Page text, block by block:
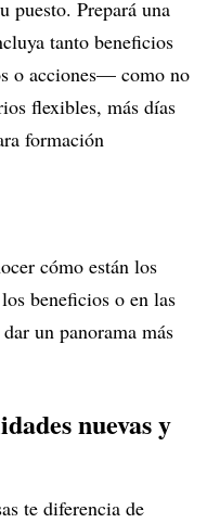
puesto. Prepará una
tanto beneficios
o acciones— como no
flexibles, más días
formación
cómo están los
beneficios o en las
un panorama más
nuevas y
te diferencia de